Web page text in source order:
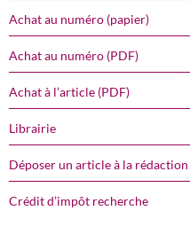
Achat au numéro (papier)
Achat au numéro (PDF)
Achat à l’article (PDF)
Librairie
Déposer un article à la rédaction
Crédit d’impôt recherche